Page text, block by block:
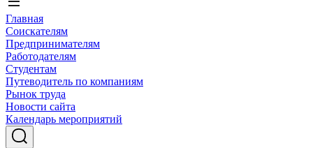
Главная
Соискателям
Предпринимателям
Работодателям
Студентам
Путеводитель по компаниям
Рынок труда
Новости сайта
Календарь мероприятий